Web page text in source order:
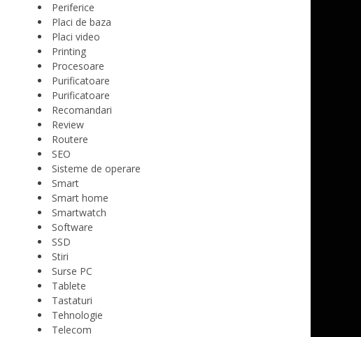
Periferice
Placi de baza
Placi video
Printing
Procesoare
Purificatoare
Purificatoare
Recomandari
Review
Routere
SEO
Sisteme de operare
Smart
Smart home
Smartwatch
Software
SSD
Stiri
Surse PC
Tablete
Tastaturi
Tehnologie
Telecom